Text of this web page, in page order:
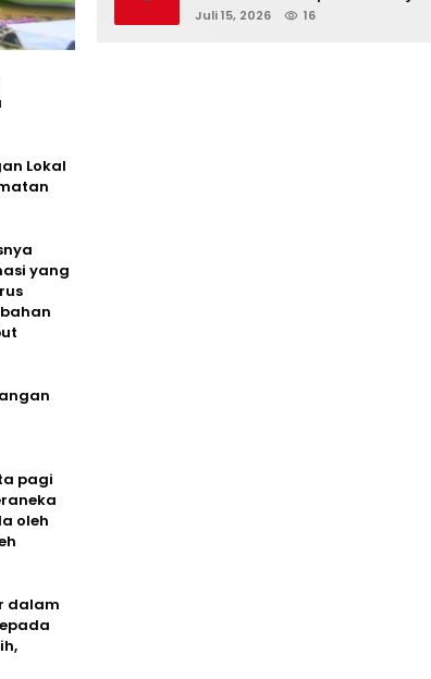
Lokal
yang
pagi
oleh
dalam
Padang Sidimpuan dan
Juli 15, 2026 16